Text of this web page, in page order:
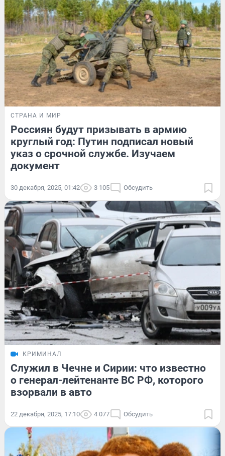
СТРАНА И МИР
Россиян будут призывать в армию
круглый год: Путин подписал новый
указ о срочной службе. Изучаем
документ
30 декабря, 2025, 01:42 3 105 Обсудить
КРИМИНАЛ
Служил в Чечне и Сирии: что известно
о генерал-лейтенанте ВС РФ, которого
взорвали в авто
22 декабря, 2025, 17:10 4 077 Обсудить